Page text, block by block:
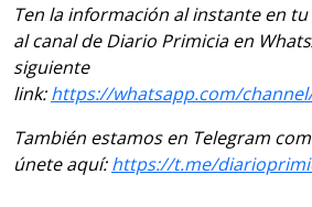
Ten la información al instante en
al canal de Diario Primicia en
siguiente
link:https://whatsapp.com/
También estamos en Telegram
únete aquí:https://t.me/